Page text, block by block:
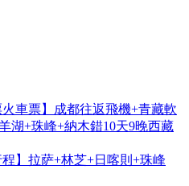
車票】成都往返飛機+青藏軟
湖+珠峰+納木錯10天9晚西藏
】拉萨+林芝+日喀則+珠峰